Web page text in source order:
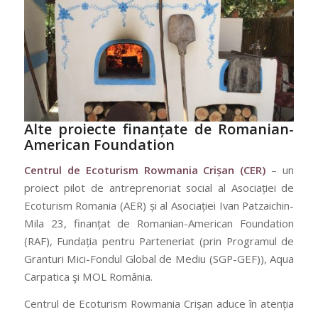
Alte proiecte finanțate de Romanian-
American Foundation
Centrul de Ecoturism Rowmania Crișan (CER) – un
proiect pilot de antreprenoriat social al Asociației de
Ecoturism Romania (AER) și al Asociației Ivan Patzaichin-
Mila 23, finanțat de Romanian-American Foundation
(RAF), Fundația pentru Parteneriat (prin Programul de
Granturi Mici-Fondul Global de Mediu (SGP-GEF)), Aqua
Carpatica şi MOL România.
​​Centrul de Ecoturism Rowmania Crișan aduce în atenția